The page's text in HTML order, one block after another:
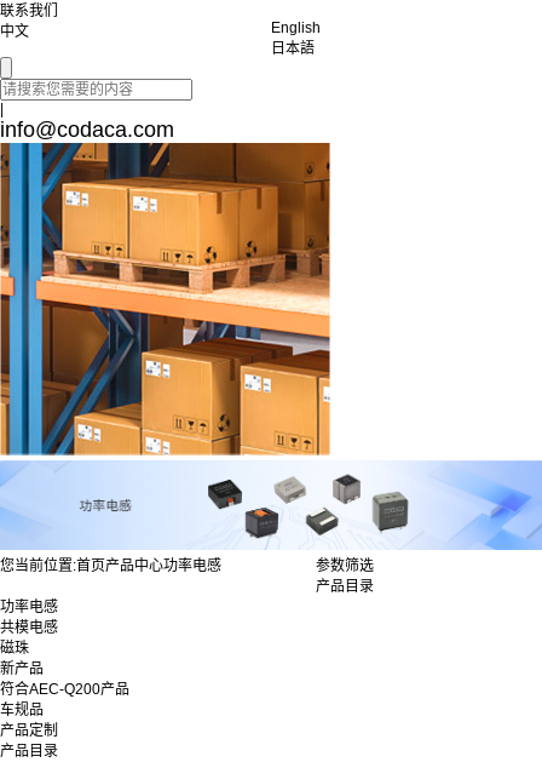
联系我们
中文
English
日本語
|
info@codaca.com
您当前位置:首页产品中心功率电感
参数筛选
产品目录
功率电感
共模电感
磁珠
新产品
符合AEC-Q200产品
车规品
产品定制
产品目录